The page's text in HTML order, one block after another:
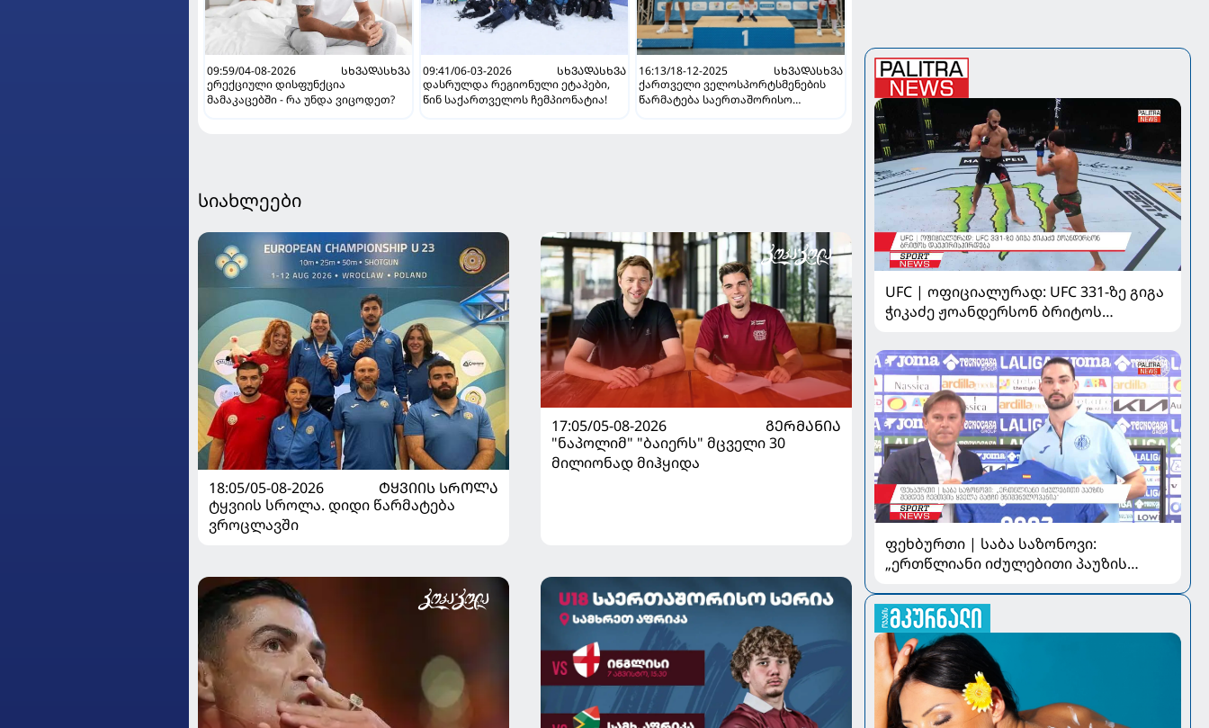
09:59/04-08-2026
ᲡᲮᲕᲐᲓᲐᲡᲮᲕᲐ
ერექციული დისფუნქცია
მამაკაცებში - რა უნდა ვიცოდეთ?
09:41/06-03-2026
ᲡᲮᲕᲐᲓᲐᲡᲮᲕᲐ
დასრულდა რეგიონული ეტაპები,
წინ საქართველოს ჩემპიონატია!
16:13/18-12-2025
ᲡᲮᲕᲐᲓᲐᲡᲮᲕᲐ
ქართველი ველოსპორტსმენების
წარმატება საერთაშორისო
სიახლეები
18:05/05-08-2026
ᲢᲧᲕᲘᲘᲡ ᲡᲠᲝᲚᲐ
ტყვიის სროლა. დიდი წარმატება
ვროცლავში
17:05/05-08-2026
ᲒᲔᲠᲛᲐᲜᲘᲐ
"ნაპოლიმ" "ბაიერს" მცველი 30
მილიონად მიჰყიდა
UFC | ოფიციალურად: UFC 331-ზე გიგა
ჭიკაძე ჟოანდერსონ ბრიტოს
ფეხბურთი | საბა საზონოვი:
„ერთწლიანი იძულებითი პაუზის
მნიშვნელოვანია“